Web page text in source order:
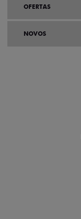
OFERTAS
NOVOS